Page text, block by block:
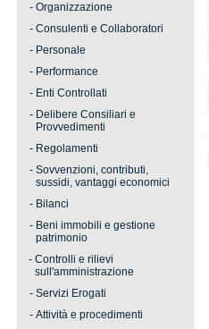
- Organizzazione
- Consulenti e Collaboratori
- Personale
- Performance
- Enti Controllati
- Delibere Consiliari e
Provvedimenti
- Regolamenti
- Sovvenzioni, contributi,
sussidi, vantaggi economici
- Bilanci
- Beni immobili e gestione
patrimonio
- Controlli e rilievi
sull'amministrazione
- Servizi Erogati
- Attività e procedimenti